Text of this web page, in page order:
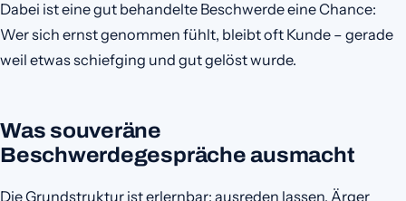
Dabei ist eine gut behandelte Beschwerde eine Chance:
Wer sich ernst genommen fühlt, bleibt oft Kunde – gerade
weil etwas schiefging und gut gelöst wurde.
Was souveräne
Beschwerdegespräche ausmacht
Die Grundstruktur ist erlernbar: ausreden lassen, Ärger